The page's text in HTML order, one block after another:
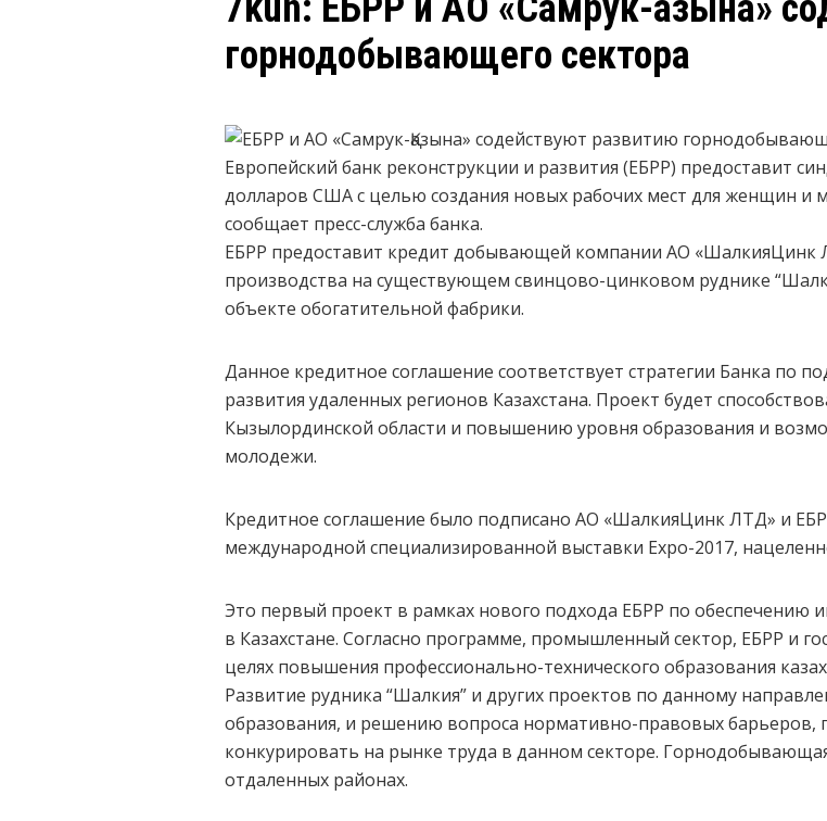
горнодобывающего сектора
Европейский банк реконструкции и развития (ЕБРР) предоставит
долларов США с целью создания новых рабочих мест для женщин и
сообщает пресс-служба банка.
ЕБРР предоставит кредит добывающей компании АО «ШалкияЦинк
производства на существующем свинцово-цинковом руднике
объекте обогатительной фабрики.
Данное кредитное соглашение соответствует стратегии Банка по
развития удаленных регионов Казахстана. Проект будет
Кызылординской области и повышению уровня образования и
молодежи.
Кредитное соглашение было подписано АО «ШалкияЦинк ЛТД» и
международной специализированной выставки Expo-2017,
Это первый проект в рамках нового подхода ЕБРР по обеспечению
в Казахстане. Согласно программе, промышленный сектор, ЕБРР и
целях повышения профессионально-технического образования
Развитие рудника “Шалкия” и других проектов по данному
образования, и решению вопроса нормативно-правовых
конкурировать на рынке труда в данном секторе.
отдаленных районах.